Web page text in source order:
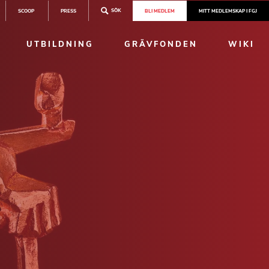
SCOOP PRESS SÖK BLI MEDLEM MITT MEDLEMSKAP I FGJ
UTBILDNING GRÄVFONDEN WIKI